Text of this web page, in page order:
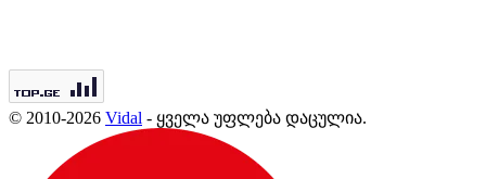
© 2010-2026 Vidal - ყველა უფლება დაცულია.